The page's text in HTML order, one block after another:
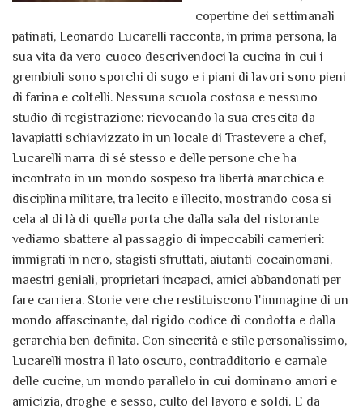
copertine dei settimanali
patinati, Leonardo Lucarelli racconta, in prima persona, la
sua vita da vero cuoco descrivendoci la cucina in cui i
grembiuli sono sporchi di sugo e i piani di lavori sono pieni
di farina e coltelli. Nessuna scuola costosa e nessuno
studio di registrazione: rievocando la sua crescita da
lavapiatti schiavizzato in un locale di Trastevere a chef,
Lucarelli narra di sé stesso e delle persone che ha
incontrato in un mondo sospeso tra libertà anarchica e
disciplina militare, tra lecito e illecito, mostrando cosa si
cela al di là di quella porta che dalla sala del ristorante
vediamo sbattere al passaggio di impeccabili camerieri:
immigrati in nero, stagisti sfruttati, aiutanti cocainomani,
maestri geniali, proprietari incapaci, amici abbandonati per
fare carriera. Storie vere che restituiscono l'immagine di un
mondo affascinante, dal rigido codice di condotta e dalla
gerarchia ben definita. Con sincerità e stile personalissimo,
Lucarelli mostra il lato oscuro, contradditorio e carnale
delle cucine, un mondo parallelo in cui dominano amori e
amicizia, droghe e sesso, culto del lavoro e soldi. E da